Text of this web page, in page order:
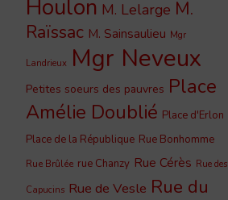
Houlon M. Lelarge M.
Raïssac M. Sainsaulieu Mgr
Landrieux Mgr Neveux
Petites soeurs des pauvres Place
Amélie Doublié Place d'Erlon
Place de la République Rue Bonhomme
Rue Brûlée rue Chanzy Rue Cérès Rue des
Capucins Rue de Vesle Rue du